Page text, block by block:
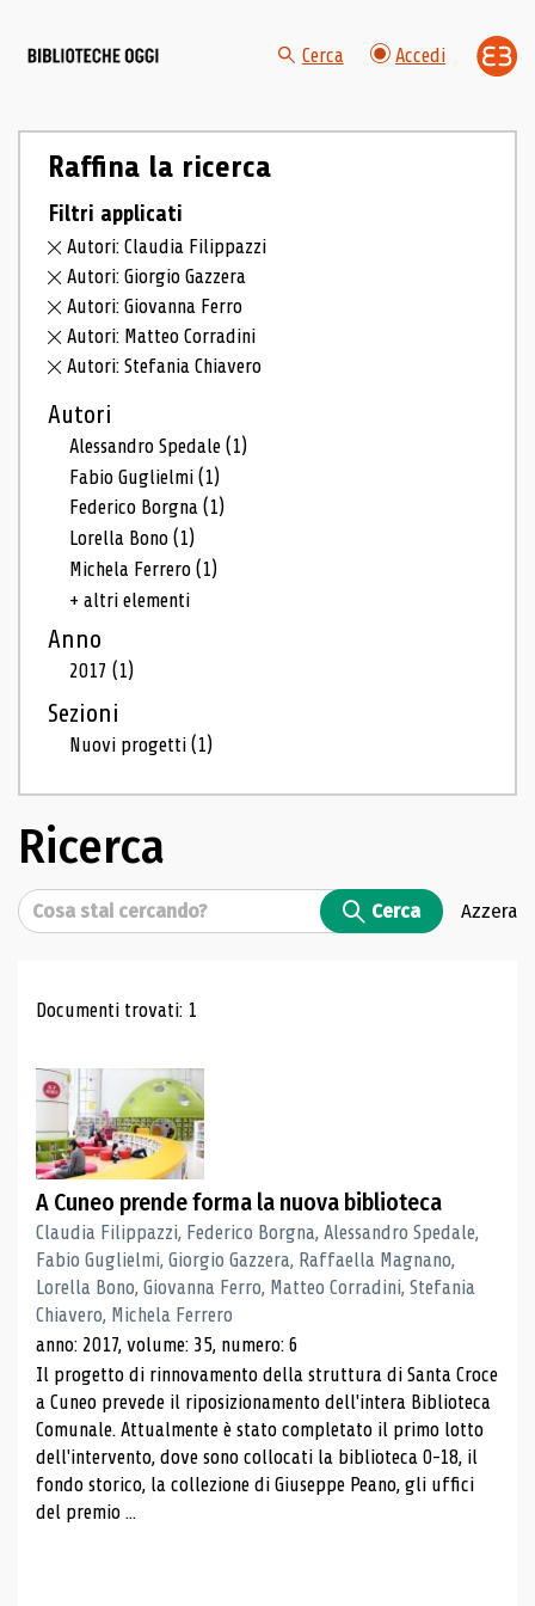
Cerca Accedi
Raffina la ricerca
Filtri applicati
Autori: Claudia Filippazzi
Autori: Giorgio Gazzera
Autori: Giovanna Ferro
Autori: Matteo Corradini
Autori: Stefania Chiavero
Autori
Alessandro Spedale(1)
Fabio Guglielmi(1)
Federico Borgna(1)
Lorella Bono(1)
Michela Ferrero(1)
+ altri elementi
Anno
2017(1)
Sezioni
Nuovi progetti(1)
Ricerca
Cerca Cerca Azzera
Risultati di ricerca
Documenti trovati: 1
A Cuneo prende forma la nuova biblioteca
Claudia Filippazzi, Federico Borgna, Alessandro Spedale,
Fabio Guglielmi, Giorgio Gazzera, Raffaella Magnano,
Lorella Bono, Giovanna Ferro, Matteo Corradini, Stefania
Chiavero, Michela Ferrero
anno: 2017, volume: 35, numero: 6
Il progetto di rinnovamento della struttura di Santa Croce
a Cuneo prevede il riposizionamento dell'intera Biblioteca
Comunale. Attualmente è stato completato il primo lotto
dell'intervento, dove sono collocati la biblioteca 0-18, il
fondo storico, la collezione di Giuseppe Peano, gli uffici
del premio ...